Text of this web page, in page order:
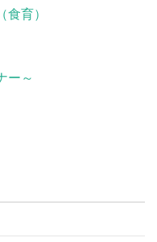
育）
ー～